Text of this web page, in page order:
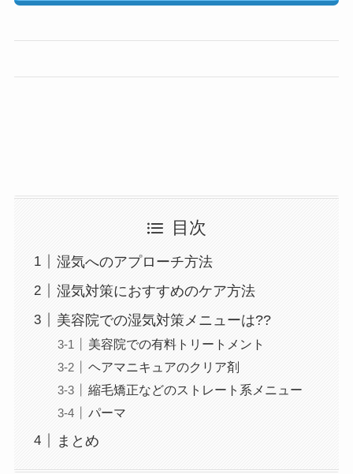
目次
湿気へのアプローチ方法
湿気対策におすすめのケア方法
美容院での湿気対策メニューは??
美容院での有料トリートメント
ヘアマニキュアのクリア剤
縮毛矯正などのストレート系メニュー
パーマ
まとめ